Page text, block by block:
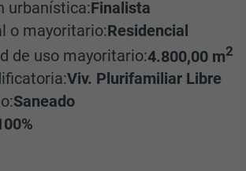
urbanística:Finalista
o mayoritario:Residencial
de uso mayoritario:4.800,00 m2
Viv. Plurifamiliar Libre
Saneado